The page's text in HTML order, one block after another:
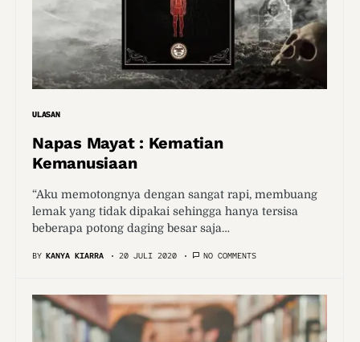
ULASAN
Napas Mayat : Kematian
Kemanusiaan
“Aku memotongnya dengan sangat rapi, membuang
lemak yang tidak dipakai sehingga hanya tersisa
beberapa potong daging besar saja…
BY KANYA KIARRA 20 JULI 2020 NO COMMENTS